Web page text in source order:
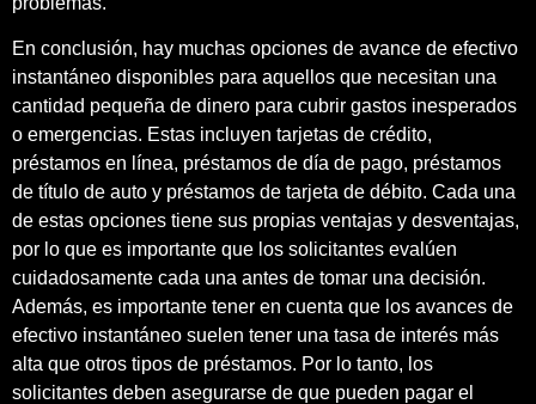
En conclusión, hay muchas opciones de avance de efectivo
instantáneo disponibles para aquellos que necesitan una
cantidad pequeña de dinero para cubrir gastos inesperados
o emergencias. Estas incluyen tarjetas de crédito,
préstamos en línea, préstamos de día de pago, préstamos
de título de auto y préstamos de tarjeta de débito. Cada una
de estas opciones tiene sus propias ventajas y desventajas,
por lo que es importante que los solicitantes evalúen
cuidadosamente cada una antes de tomar una decisión.
Además, es importante tener en cuenta que los avances de
efectivo instantáneo suelen tener una tasa de interés más
alta que otros tipos de préstamos. Por lo tanto, los
solicitantes deben asegurarse de que pueden pagar el